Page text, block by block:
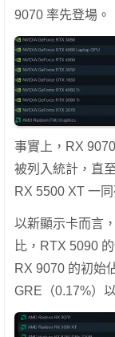
9070 率先登場。
事實上，RX
被列入統計，直
RX 5500 XT 一同
以新顯示卡而言
比，RTX 5090
RX 9070 的初始
GRE（0.17%）